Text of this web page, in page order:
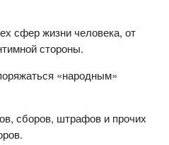
сфер жизни человека, от
стороны.
«народным»
сборов, штрафов и прочих